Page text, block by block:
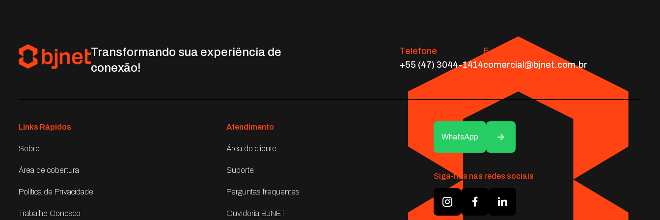
Transformando sua experiência de
conexão!
Telefone
+55 (47) 3044-1414
E-mail
comercial@bjnet.com.br
Links Rápidos
Sobre
Área de cobertura
Política de Privacidade
Trabalhe Conosco
Atendimento
Área do cliente
Suporte
Perguntas frequentes
Ouvidoria BJNET
WhatsApp
Siga-nos nas redes sociais